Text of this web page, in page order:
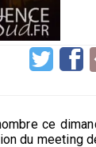
ce
du meeting